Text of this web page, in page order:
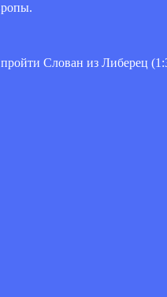
Слован из Либерец